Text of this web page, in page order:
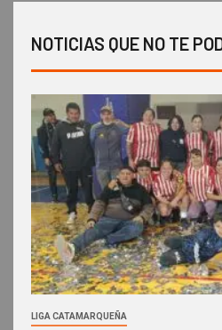
NOTICIAS QUE NO TE
LIGA CATAMARQUEÑA